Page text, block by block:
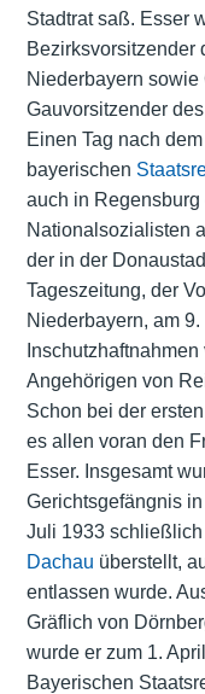
Stadtrat saß. Esser
Bezirksvorsitzender
Niederbayern
Gauvorsitzender des
Einen Tag nach
bayerischen
auch in
Nationalsozialisten
der in der
Tageszeitung, der
Niederbayern, am
Angehörigen von
Schon bei der
es allen voran den
Esser. Insgesamt
Gerichtsgefängnis
Juli 1933
Dachau überstellt,
entlassen wurde.
Gräflich von
wurde er zum 1.
Bayerischen